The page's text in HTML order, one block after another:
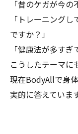
「昔のケガが今
「トレーニング
ですか？」
「健康法が多す
こうしたテーマに
現在BodyAllで身
実的に答えています